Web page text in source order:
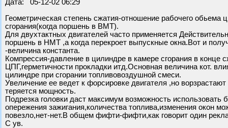
Дата: 05-12-02 06:29
Геометрическая степень сжатия-отношение рабочего
сгорания(когда поршень в ВМТ).
Для двухтактных двигателей часто применяется
поршень в НМТ ,а когда перекроет выпускные окна.Вот и
-величина константа.
Компрессия-давление в цилиндре в камере сгорания в конце
ЦПГ,герметичности прокладки итд.Основная величина кот.
цилиндре при сгорании топливовоздушной смеси.
Увеличение ее ведет к форсировке двигателя ,но
теряется мощность.
Подрезка головки даст максимум возможность использовать
опережения зажигания,количества топлива,изменения окон
повезло,нет-нет.В общем фифти-фифти,как говорит один
С ув.